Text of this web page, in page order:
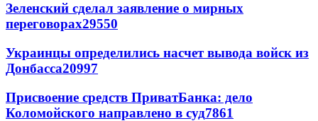
Зеленский сделал заявление о мирных
переговорах29550
Украинцы определились насчет вывода войск из
Донбасса20997
Присвоение средств ПриватБанка: дело
Коломойского направлено в суд7861